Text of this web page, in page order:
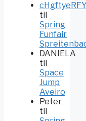
til
Spring
Funfair
DANIELA
til
Space
Jump
Aveiro
Peter
til